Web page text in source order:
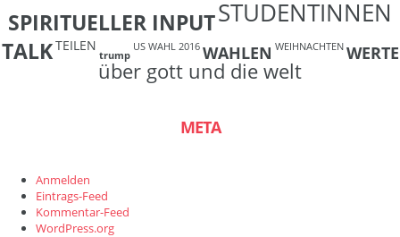
SPIRITUELLER INPUTSTUDENTINNEN
TALKTEILEN
trump
US WAHL 2016 WAHLEN WEIHNACHTEN WERTE
über gott und die welt
META
Anmelden
Eintrags-Feed
Kommentar-Feed
WordPress.org